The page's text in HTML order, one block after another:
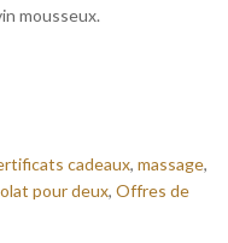
mousseux.
cadeaux, massage,
pour deux, Offres de